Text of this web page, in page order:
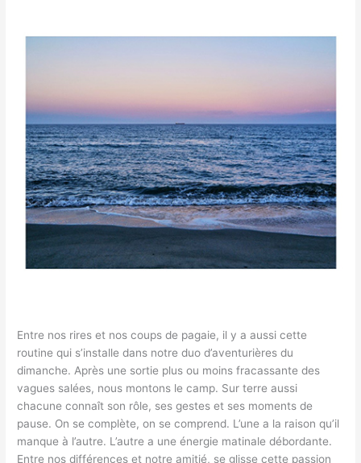
Entre nos rires et nos coups de pagaie, il y a aussi cette
routine qui s’installe dans notre duo d’aventurières du
dimanche. Après une sortie plus ou moins fracassante des
vagues salées, nous montons le camp. Sur terre aussi
chacune connaît son rôle, ses gestes et ses moments de
pause. On se complète, on se comprend. L’une a la raison qu’il
manque à l’autre. L’autre a une énergie matinale débordante.
Entre nos différences et notre amitié, se glisse cette passion